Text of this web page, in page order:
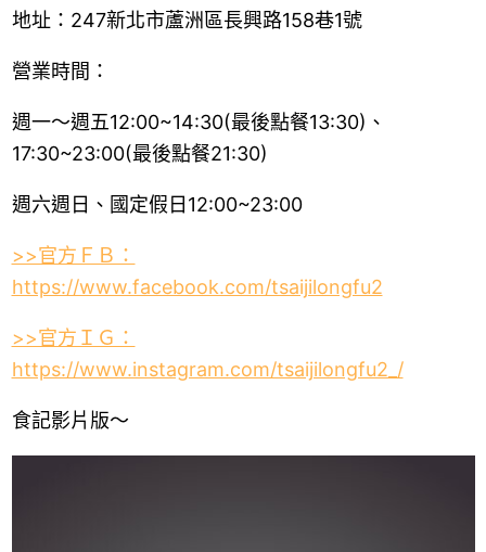
地址：247新北市蘆洲區長興路158巷1號
營業時間：
週一～週五12:00~14:30(最後點餐13:30)、
17:30~23:00(最後點餐21:30)
週六週日、國定假日12:00~23:00
>>官方ＦＢ：
https://www.facebook.com/tsaijilongfu2
>>官方ＩＧ：
https://www.instagram.com/tsaijilongfu2_/
食記影片版～